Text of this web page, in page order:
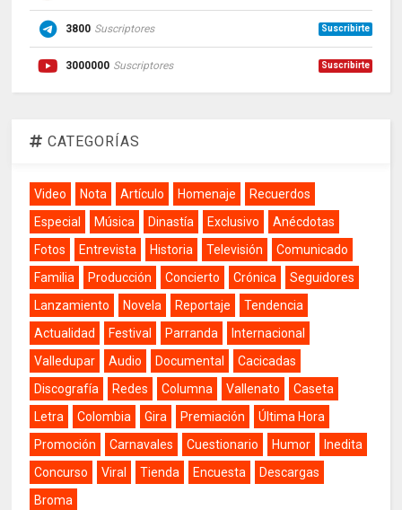
3800 Suscriptores Suscribirte
3000000 Suscriptores Suscribirte
CATEGORÍAS
Video Nota Artículo Homenaje
Recuerdos
Especial
Música Dinastía Exclusivo
Anécdotas
Fotos
Entrevista Historia Televisión
Comunicado
Familia
Producción Concierto Crónica
Seguidores
Lanzamiento
Novela Reportaje
Tendencia
Actualidad
Festival Parranda
Internacional
Valledupar
Audio Documental
Cacicadas
Discografía
Redes Columna Vallenato
Caseta
Letra
Colombia Gira Premiación
Última Hora
Promoción
Carnavales Cuestionario Humor
Inedita
Concurso
Viral Tienda Encuesta
Descargas
Broma